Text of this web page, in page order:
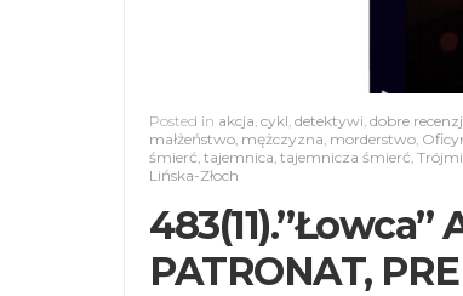
Posted in akcja cykl detektywi dobre
małżeństwo mężczyzna morderstwo
śmierć tajemnica tajemnicza śmierć
Lińska-Złoch
PATRONAT,